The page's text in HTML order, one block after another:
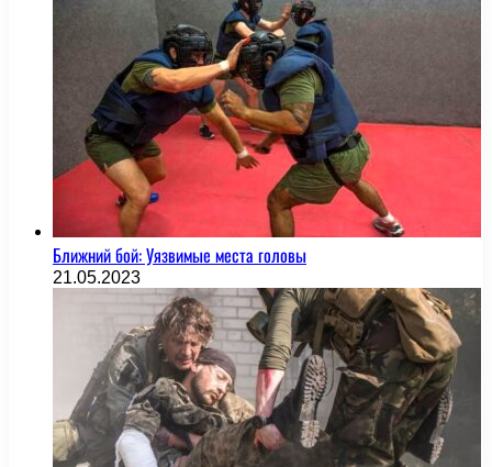
Ближний бой: Уязвимые места головы
21.05.2023